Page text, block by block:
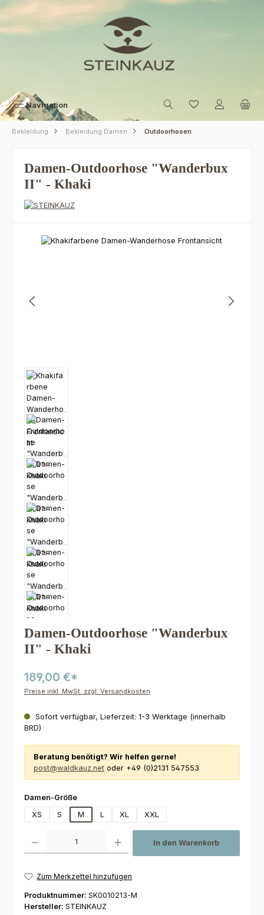
Zum Hauptinhalt springen
Navigation
Bekleidung Bekleidung Damen Outdoorhosen
Damen-Outdoorhose "Wanderbux
II" - Khaki
Bildergalerie überspringen
Damen-Outdoorhose "Wanderbux
II" - Khaki
189,00 €*
Preise inkl. MwSt. zzgl. Versandkosten
Sofort verfügbar, Lieferzeit: 1-3 Werktage (innerhalb
BRD)
Beratung benötigt? Wir helfen gerne!
post@waldkauz.net oder +49 (0)2131 547553
Damen-Größeauswählen
XS
S M L XL XXL
In den Warenkorb
Zum Merkzettel hinzufügen
Produktnummer: SK0010213-M
Hersteller: STEINKAUZ